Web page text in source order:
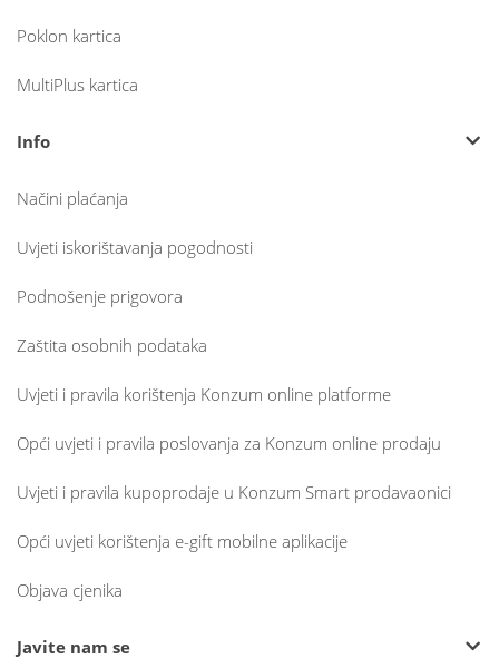
Poklon kartica
MultiPlus kartica
Info
Načini plaćanja
Uvjeti iskorištavanja pogodnosti
Podnošenje prigovora
Zaštita osobnih podataka
Uvjeti i pravila korištenja Konzum online platforme
Opći uvjeti i pravila poslovanja za Konzum online prodaju
Uvjeti i pravila kupoprodaje u Konzum Smart prodavaonici
Opći uvjeti korištenja e-gift mobilne aplikacije
Objava cjenika
Javite nam se